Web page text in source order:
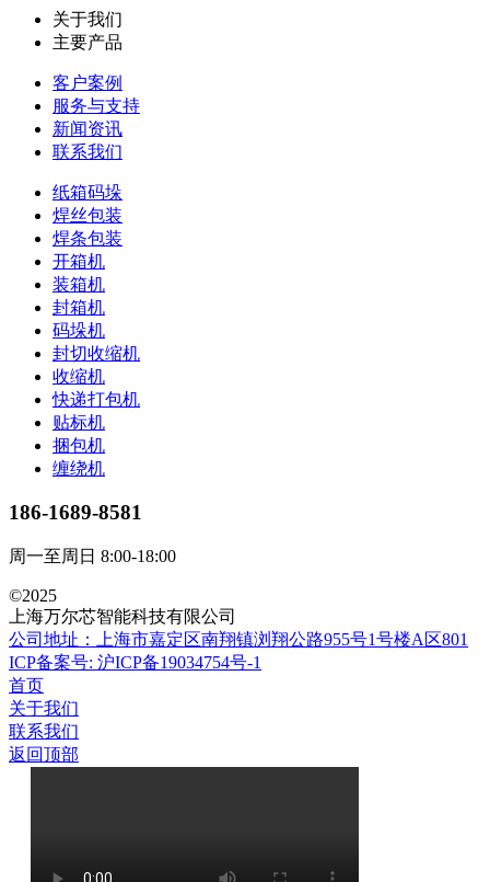
关于我们
主要产品
客户案例
服务与支持
新闻资讯
联系我们
纸箱码垛
焊丝包装
焊条包装
开箱机
装箱机
封箱机
码垛机
封切收缩机
收缩机
快递打包机
贴标机
捆包机
缠绕机
186-1689-8581
周一至周日 8:00-18:00
©2025
上海万尔芯智能科技有限公司
公司地址：上海市嘉定区南翔镇浏翔公路955号1号楼A区801
ICP备案号: 沪ICP备19034754号-1
首页
关于我们
联系我们
返回顶部